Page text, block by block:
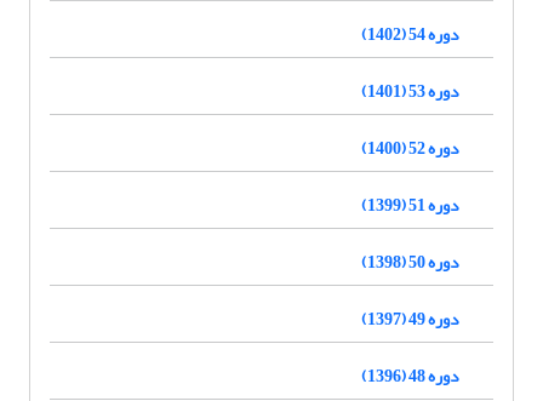
دوره 54 (1402)
دوره 53 (1401)
دوره 52 (1400)
دوره 51 (1399)
دوره 50 (1398)
دوره 49 (1397)
دوره 48 (1396)